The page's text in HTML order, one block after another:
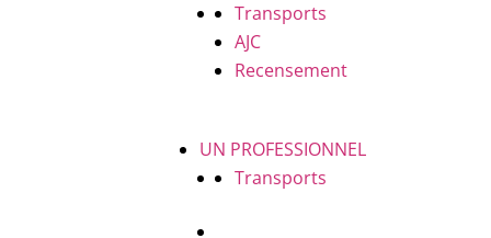
Transports
AJC
Recensement
UN PROFESSIONNEL
Transports